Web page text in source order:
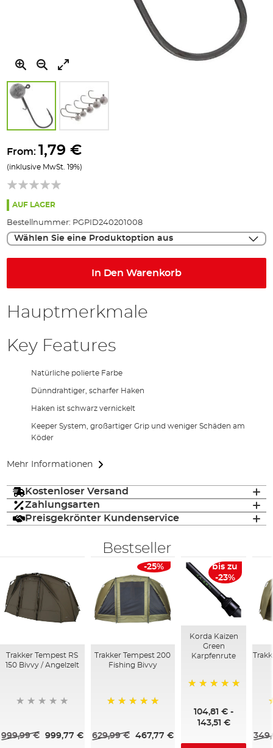
Anfang
Bildgalerie
springen
(inklusive MwSt. 19%)
From: 1,79 €
AUF LAGER
Bestellnummer: PGPID240201008
Wählen Sie eine Produktoption aus
In Den Warenkorb
Hauptmerkmale
Key Features
Natürliche polierte Farbe
Dünndrahtiger, scharfer Haken
Haken ist schwarz vernickelt
Keeper System, großartiger Grip und weniger Schäden am
Köder
Mehr Informationen
Kostenloser Versand
Zahlungsarten
Preisgekrönter Kundenservice
Bestseller
Trakker Tempest RS
150 Bivvy / Angelzelt
999,99 € 999,77 €
-25%
Trakker Tempest 200
Fishing Bivvy
629,99 € 467,77 €
bis zu
-23%
Korda Kaizen
Green
Karpfenrute
104,81 € -
143,51 €